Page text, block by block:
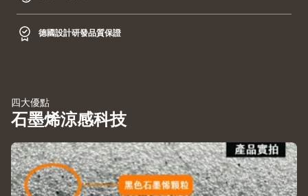
德國設計研發品質保證
四大優點
石墨烯涼感科技